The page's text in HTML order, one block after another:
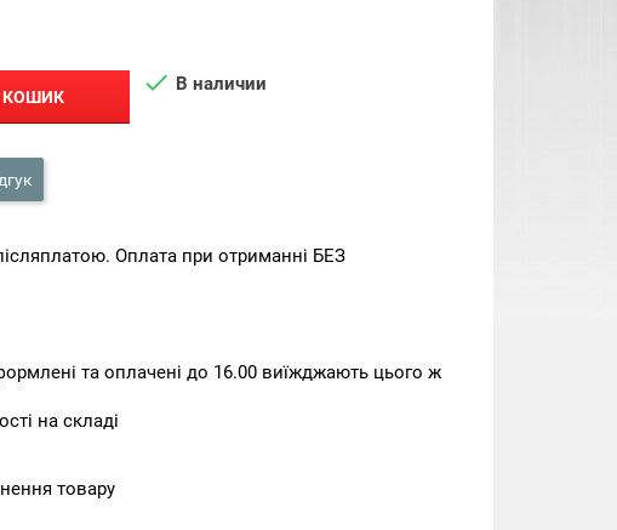
КОШИК  В наличии
Оплата при отриманні БЕЗ
та оплачені до 16.00 виїжджають цього ж
на складі
товару